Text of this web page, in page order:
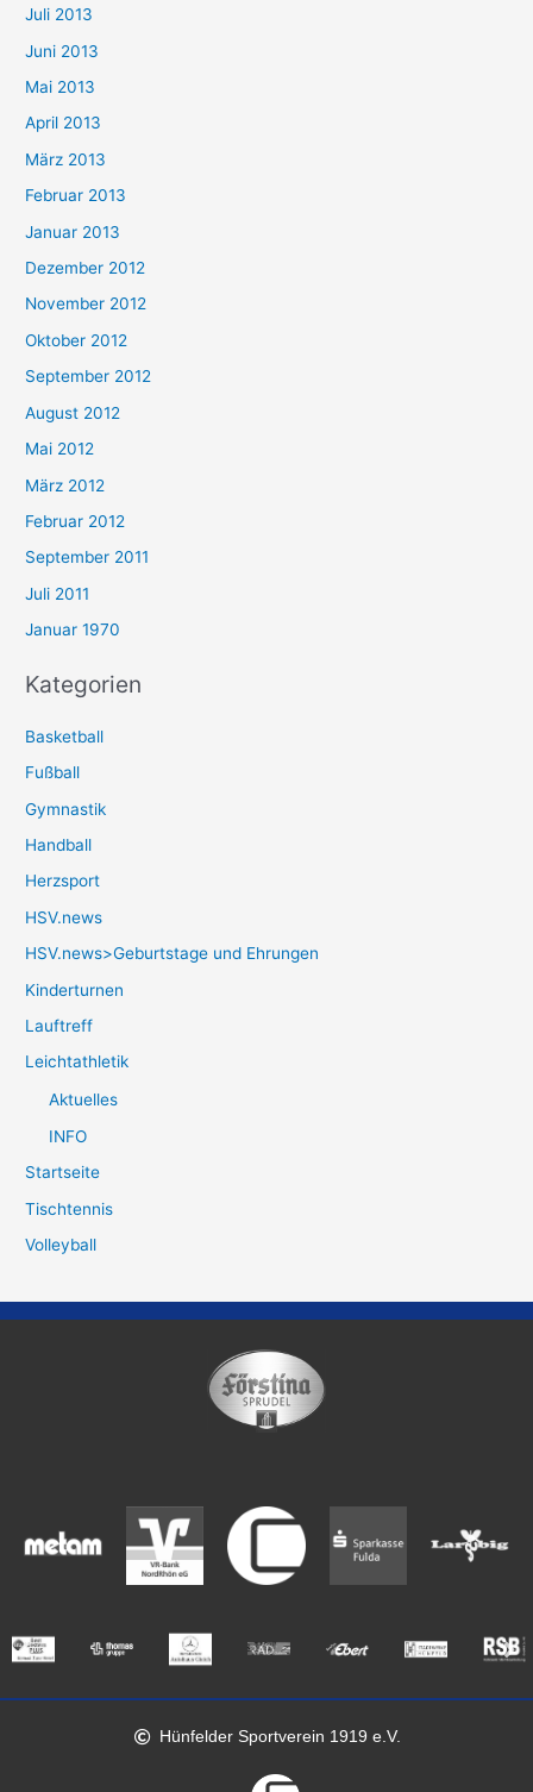
Juli 2013
Juni 2013
Mai 2013
April 2013
März 2013
Februar 2013
Januar 2013
Dezember 2012
November 2012
Oktober 2012
September 2012
August 2012
Mai 2012
März 2012
Februar 2012
September 2011
Juli 2011
Januar 1970
Kategorien
Basketball
Fußball
Gymnastik
Handball
Herzsport
HSV.news
HSV.news>Geburtstage und Ehrungen
Kinderturnen
Lauftreff
Leichtathletik
Aktuelles
INFO
Startseite
Tischtennis
Volleyball
Hünfelder Sportverein 1919 e.V.